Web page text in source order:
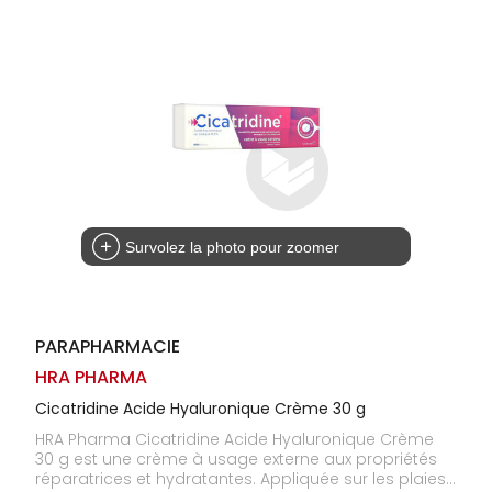
Survolez la photo pour zoomer
PARAPHARMACIE
HRA PHARMA
Cicatridine Acide Hyaluronique Crème 30 g
HRA Pharma Cicatridine Acide Hyaluronique Crème
30 g est une crème à usage externe aux propriétés
réparatrices et hydratantes. Appliquée sur les plaies